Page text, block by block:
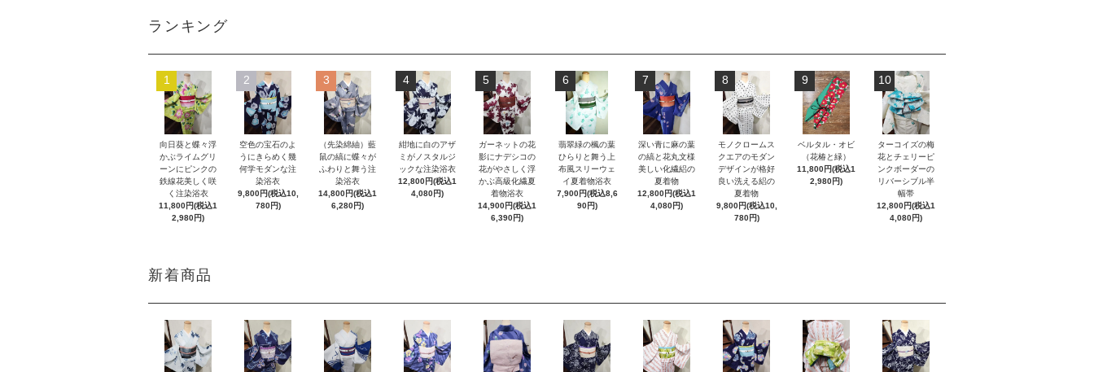
ランキング
1
向日葵と蝶々浮
かぶライムグリ
ーンにピンクの
鉄線花美しく咲
く注染浴衣
11,800円(税込1
2,980円)
2
空色の宝石のよ
うにきらめく幾
何学モダンな注
染浴衣
9,800円(税込10,
780円)
3
（先染綿紬）藍
鼠の縞に蝶々が
ふわりと舞う注
染浴衣
14,800円(税込1
6,280円)
4
紺地に白のアザ
ミがノスタルジ
ックな注染浴衣
12,800円(税込1
4,080円)
5
ガーネットの花
影にナデシコの
花がやさしく浮
かぶ高級化繊夏
着物浴衣
14,900円(税込1
6,390円)
6
翡翠緑の楓の葉
ひらりと舞う上
布風スリーウェ
イ夏着物浴衣
7,900円(税込8,6
90円)
7
深い青に麻の葉
の縞と花丸文様
美しい化繊絽の
夏着物
12,800円(税込1
4,080円)
8
モノクロームス
クエアのモダン
デザインが格好
良い洗える絽の
夏着物
9,800円(税込10,
780円)
9
ベルタル・オビ
（花椿と緑）
11,800円(税込1
2,980円)
10
ターコイズの梅
花とチェリーピ
ンクボーダーの
リバーシブル半
幅帯
12,800円(税込1
4,080円)
新着商品